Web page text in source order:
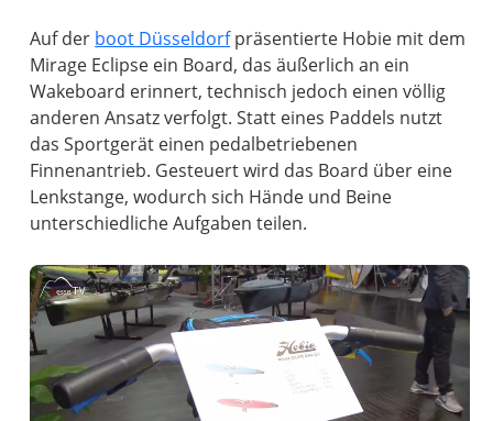
Auf der boot Düsseldorfpräsentierte Hobie mit dem
Mirage Eclipse ein Board, das äußerlich an ein
Wakeboard erinnert, technisch jedoch einen völlig
anderen Ansatz verfolgt. Statt eines Paddels nutzt
das Sportgerät einen pedalbetriebenen
Finnenantrieb. Gesteuert wird das Board über eine
Lenkstange, wodurch sich Hände und Beine
unterschiedliche Aufgaben teilen.